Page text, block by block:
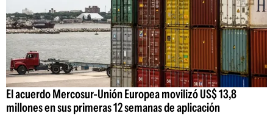
El acuerdo Mercosur-Unión Europea movilizó US$ 13,8
millones en sus primeras 12 semanas de aplicación